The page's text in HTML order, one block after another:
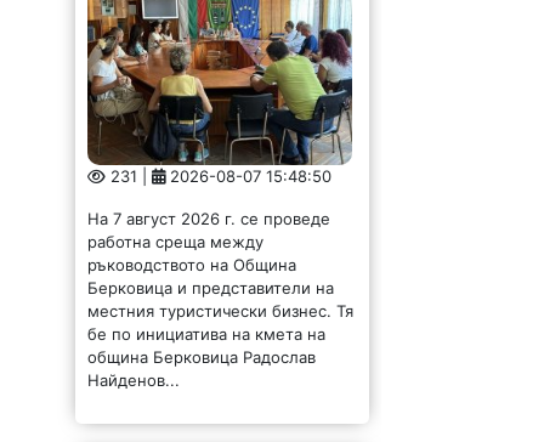
231 | 2026-08-07 15:48:50
На 7 август 2026 г. се проведе
работна среща между
ръководството на Община
Берковица и представители на
местния туристически бизнес. Тя
бе по инициатива на кмета на
община Берковица Радослав
Найденов...